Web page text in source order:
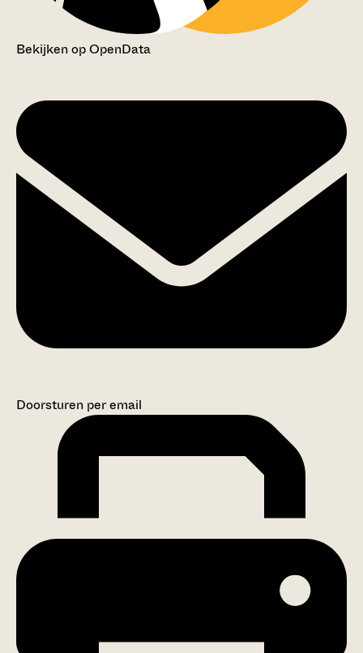
Bekijken op OpenData
Doorsturen per email